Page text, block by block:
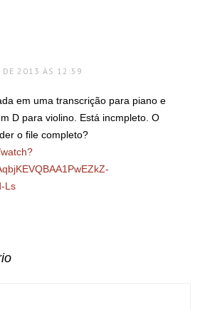
DE 2013 ÀS 12:59
em uma transcrição para piano e
D para violino. Está incmpleto. O
o file completo?
Ls